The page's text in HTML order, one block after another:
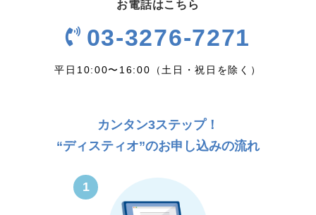
お電話はこちら
03-3276-7271
平日10:00〜16:00（土日・祝日を除く）
カンタン3ステップ！
“ディスティオ”のお申し込みの流れ
1